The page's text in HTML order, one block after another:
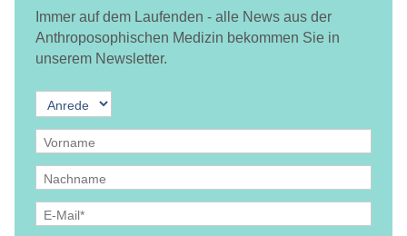
Immer auf dem Laufenden - alle News aus der
Anthroposophischen Medizin bekommen Sie in
unserem Newsletter.